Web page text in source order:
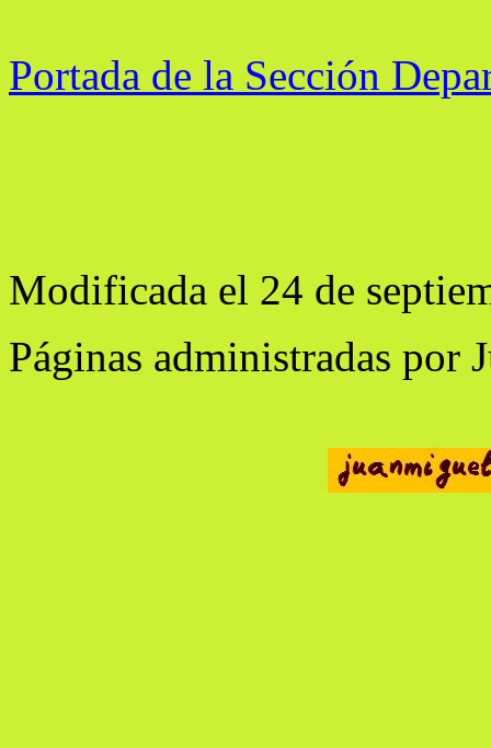
Portada de la Sección
Modificada el 24 de
Páginas administradas por